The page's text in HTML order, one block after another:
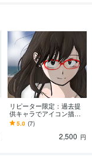
リピーター限定：過去提
供キャラでアイコン描き
ます 過去デザインしたキ
ャラを使用してアイコン
5.0 (7)
2,500 円